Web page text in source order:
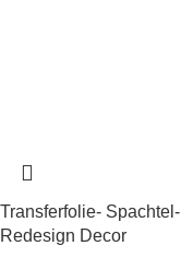
Transferfolie- Spachtel-
Redesign Decor